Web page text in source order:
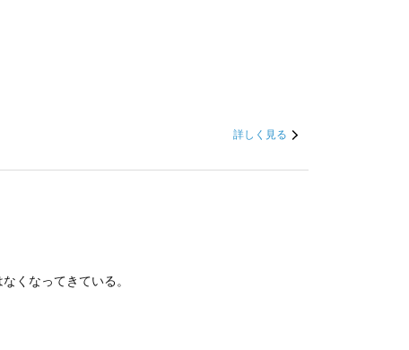
詳しく見る
くなってきている。